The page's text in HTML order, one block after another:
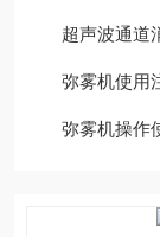
超声波通道
弥雾机使用
弥雾机操作